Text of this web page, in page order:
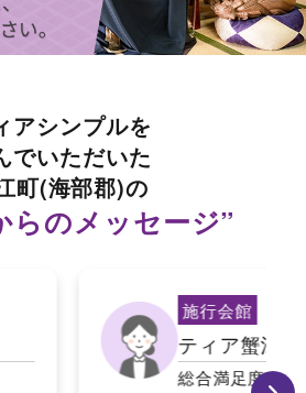
アシンプルを
でいただいた
町(海部郡)の
らのメッセージ”
足度 ★★★★☆